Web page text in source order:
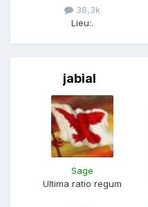
38,3k
Lieu:.
jabial
Sage
Ultima ratio regum